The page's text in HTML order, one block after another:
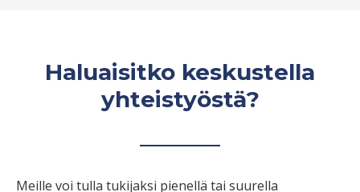
Haluaisitko keskustella
yhteistyöstä?
Meille voi tulla tukijaksi pienellä tai suurella